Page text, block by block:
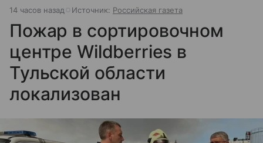
14 часов назад Источник: Российская газета
Пожар в сортировочном
центре Wildberries в
Тульской области
локализован